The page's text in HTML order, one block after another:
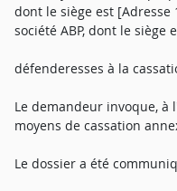
dont le siège est
société ABP, dont le siège
défenderesses à la
Le demandeur invoque, à
moyens de cassation
Le dossier a été